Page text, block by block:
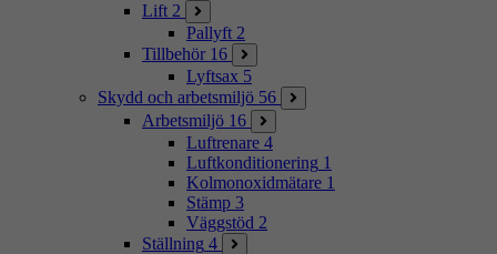
Lift 2
Pallyft 2
Tillbehör 16
Lyftsax 5
Skydd och arbetsmiljö 56
Arbetsmiljö 16
Luftrenare 4
Luftkonditionering 1
Kolmonoxidmätare 1
Stämp 3
Väggstöd 2
Ställning 4